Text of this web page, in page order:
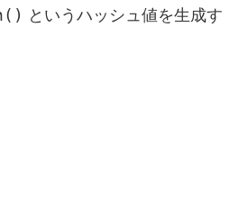
というハッシュ値を生成す